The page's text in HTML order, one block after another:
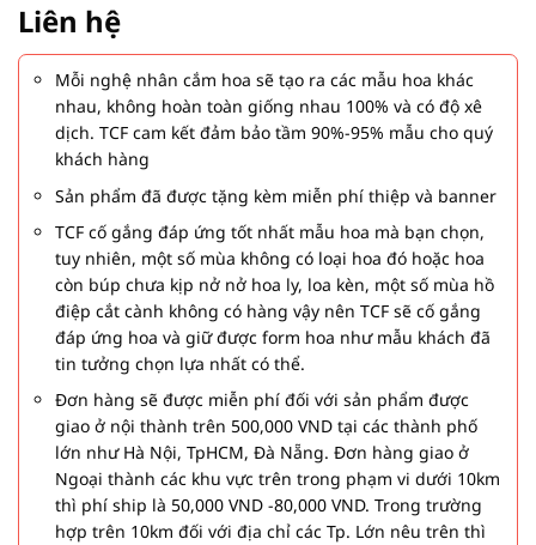
Liên hệ
Mỗi nghệ nhân cắm hoa sẽ tạo ra các mẫu hoa khác
nhau, không hoàn toàn giống nhau 100% và có độ xê
dịch. TCF cam kết đảm bảo tầm 90%-95% mẫu cho quý
khách hàng
Sản phẩm đã được tặng kèm miễn phí thiệp và banner
TCF cố gắng đáp ứng tốt nhất mẫu hoa mà bạn chọn,
tuy nhiên, một số mùa không có loại hoa đó hoặc hoa
còn búp chưa kịp nở nở hoa ly, loa kèn, một số mùa hồ
điệp cắt cành không có hàng vậy nên TCF sẽ cố gắng
đáp ứng hoa và giữ được form hoa như mẫu khách đã
tin tưởng chọn lựa nhất có thể.
Đơn hàng sẽ được miễn phí đối với sản phẩm được
giao ở nội thành trên 500,000 VND tại các thành phố
lớn như Hà Nội, TpHCM, Đà Nẵng. Đơn hàng giao ở
Ngoại thành các khu vực trên trong phạm vi dưới 10km
thì phí ship là 50,000 VND -80,000 VND. Trong trường
hợp trên 10km đối với địa chỉ các Tp. Lớn nêu trên thì